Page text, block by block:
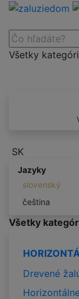
Všetky
SK
Jazyky
slovenský
čeština
Všetky
Drevené